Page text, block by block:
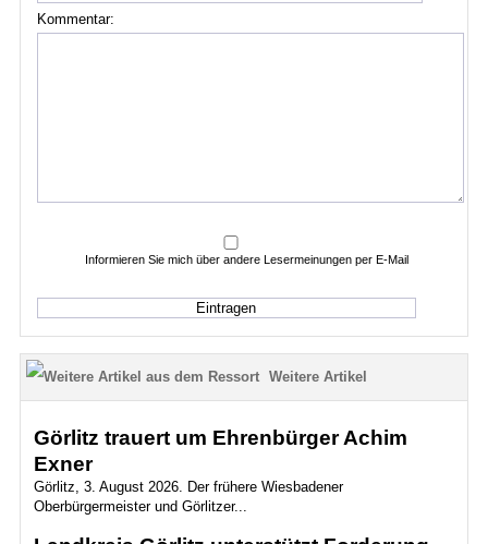
Kommentar:
Informieren Sie mich über andere Lesermeinungen per E-Mail
Weitere Artikel
Görlitz trauert um Ehrenbürger Achim
Exner
Görlitz, 3. August 2026. Der frühere Wiesbadener
Oberbürgermeister und Görlitzer...